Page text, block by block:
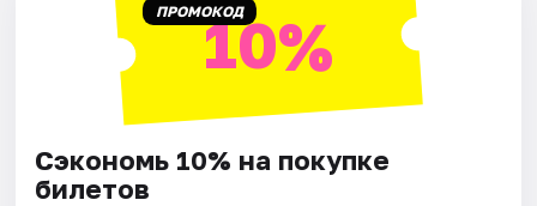
ПРОМОКОД10%
Сэкономь 10% на покупке
билетов